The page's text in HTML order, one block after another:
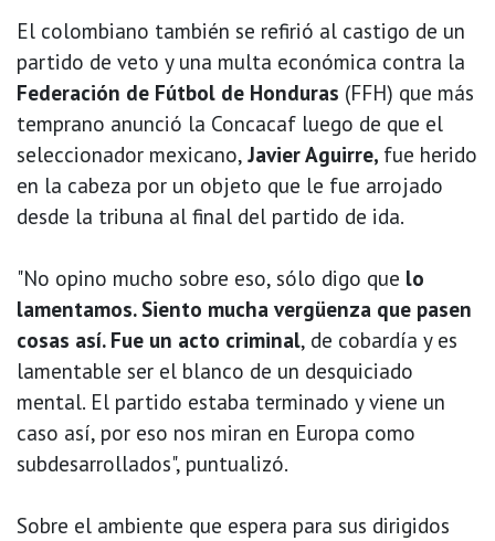
El colombiano también se refirió al castigo de un
partido de veto y una multa económica contra la
Federación de Fútbol de Honduras (FFH) que más
temprano anunció la Concacaf luego de que el
seleccionador mexicano, Javier Aguirre, fue herido
en la cabeza por un objeto que le fue arrojado
desde la tribuna al final del partido de ida.
"No opino mucho sobre eso, sólo digo que lo
lamentamos. Siento mucha vergüenza que pasen
cosas así. Fue un acto criminal, de cobardía y es
lamentable ser el blanco de un desquiciado
mental. El partido estaba terminado y viene un
caso así, por eso nos miran en Europa como
subdesarrollados", puntualizó.
Sobre el ambiente que espera para sus dirigidos